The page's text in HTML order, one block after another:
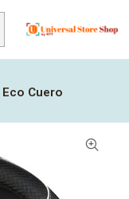
ZONA CENTRO
Cuero